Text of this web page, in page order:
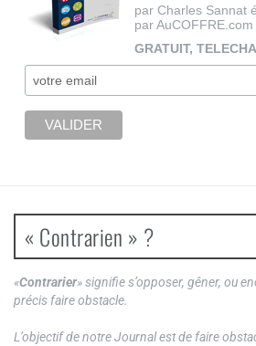
par Charles Sannat
par AuCOFFRE.com
GRATUIT,
« Contrarien » ?
«Contrarier» signifie s’opposer, gêner, ou
précis faire obstacle.
L’objectif de notre Journal est de faire